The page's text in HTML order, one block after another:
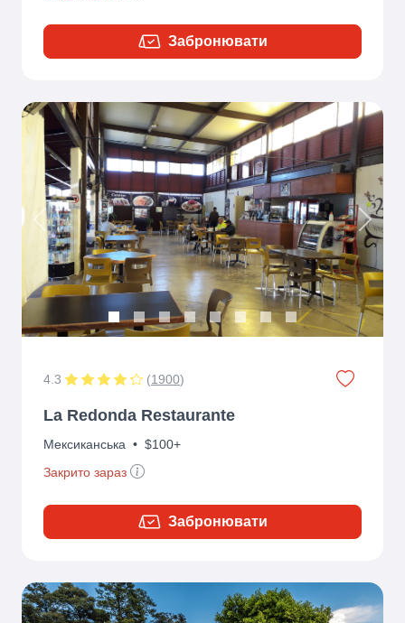
Забронювати
Previous Next
4.3 (1900)
La Redonda Restaurante
Мексиканська • $100+
Закрито зараз
Забронювати